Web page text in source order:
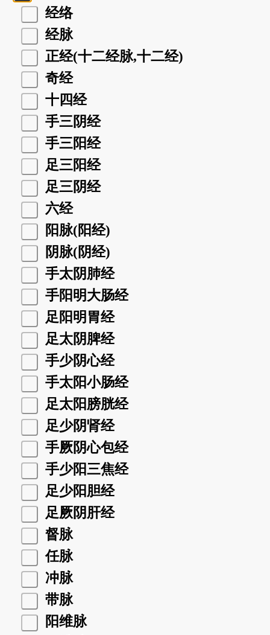
经络
经脉
正经(十二经脉,十二经)
奇经
十四经
手三阴经
手三阳经
足三阳经
足三阴经
六经
阳脉(阳经)
阴脉(阴经)
手太阴肺经
手阳明大肠经
足阳明胃经
足太阴脾经
手少阴心经
手太阳小肠经
足太阳膀胱经
足少阴肾经
手厥阴心包经
手少阳三焦经
足少阳胆经
足厥阴肝经
督脉
任脉
冲脉
带脉
阳维脉